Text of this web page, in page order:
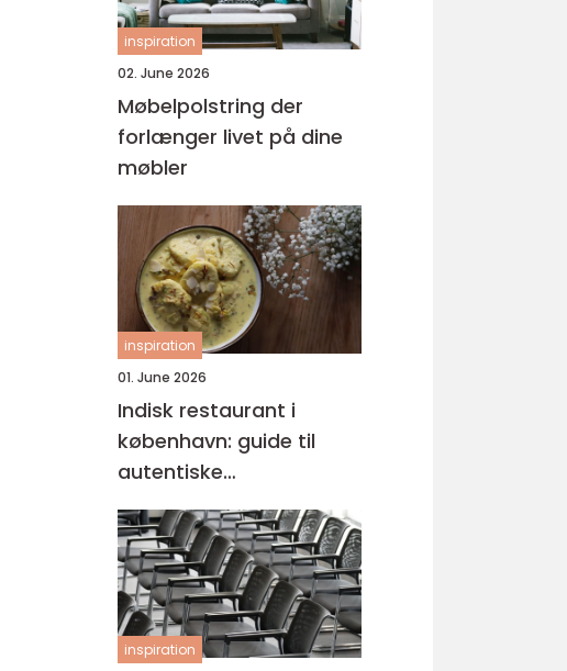
inspiration
02. June 2026
Møbelpolstring der
forlænger livet på dine
møbler
inspiration
01. June 2026
Indisk restaurant i
københavn: guide til
autentiske
smagsoplevelser
inspiration